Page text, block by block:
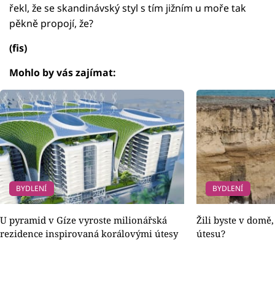
řekl, že se skandinávský styl s tím jižním u moře tak
pěkně propojí, že?
(fis)
Mohlo by vás zajímat:
BYDLENÍ
U pyramid v Gíze vyroste milionářská
rezidence inspirovaná korálovými útesy
BYDLENÍ
Žili byste v
útesu?